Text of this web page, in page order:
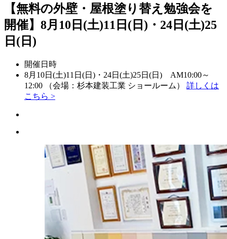
【無料の外壁・屋根塗り替え勉強会を
開催】8月10日(土)11日(日)・24日(土)25
日(日)
開催日時
8月10日(土)11日(日)・24日(土)25日(日) AM10:00～
12:00 （会場：杉本建装工業 ショールーム） 詳しくは
こちら >